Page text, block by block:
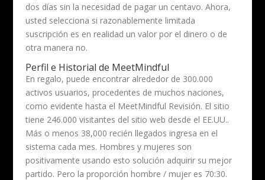
dos días sin la necesidad de pagar un centavo. Ahora,
usted selecciona si razonablemente limitada
suscripción es en realidad un valor por el dinero o de
otra manera no.
Perfil e Historial de MeetMindful
En regalo, puede encontrar alrededor de 300.000
activos usuarios, procedentes de muchos naciones,
como evidente hasta el MeetMindful Revisión. El sitio
tiene 246.000 visitantes del sitio web desde el EE.UU..
Más o menos 38,000 recién llegados ingresa en el
sistema cada mes. Hombres y mujeres son
positivamente usando esto solución adquirir su mejor
partido. Pero la proporción hombre / mujer es 70:30.